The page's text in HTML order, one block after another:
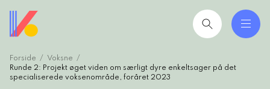
hovedindhold
Forside
Voksne
Runde 2: Projekt øget viden om særligt dyre enkeltsager på det
specialiserede voksenområde, foråret 2023
uddannelser